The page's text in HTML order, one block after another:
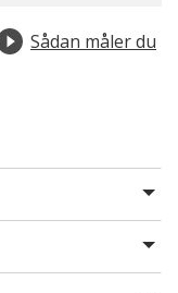
Sådan måler du